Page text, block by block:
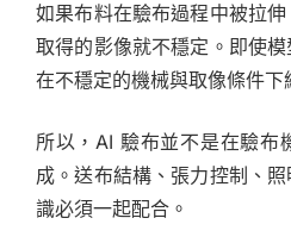
如果布料在驗布過程中被拉
取得的影像就不穩定。即使
在不穩定的機械與取像條件下
所以，AI 驗布並不是在驗布
成。送布結構、張力控制、
識必須一起配合。